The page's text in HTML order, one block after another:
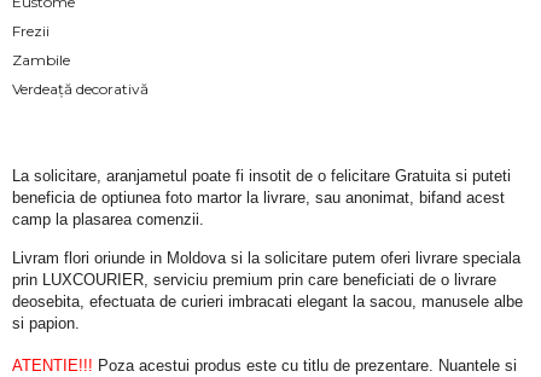
Frezii
Zambile
Verdeață decorativă
La solicitare, aranjametul poate fi insotit de o felicitare Gratuita si puteti
beneficia de optiunea foto martor la livrare, sau anonimat, bifand acest
camp la plasarea comenzii.
Livram flori oriunde in Moldova si la solicitare putem oferi livrare speciala
prin LUXCOURIER, serviciu premium prin care beneficiati de o livrare
deosebita, efectuata de curieri imbracati elegant la sacou, manusele albe
si papion.
ATENTIE!!! Poza acestui produs este cu titlu de prezentare. Nuantele si